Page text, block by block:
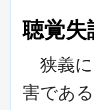
聴覚失
狭義に
害であ